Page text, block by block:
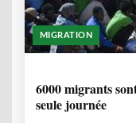
MIGRATION
6000 migrants
seule journée